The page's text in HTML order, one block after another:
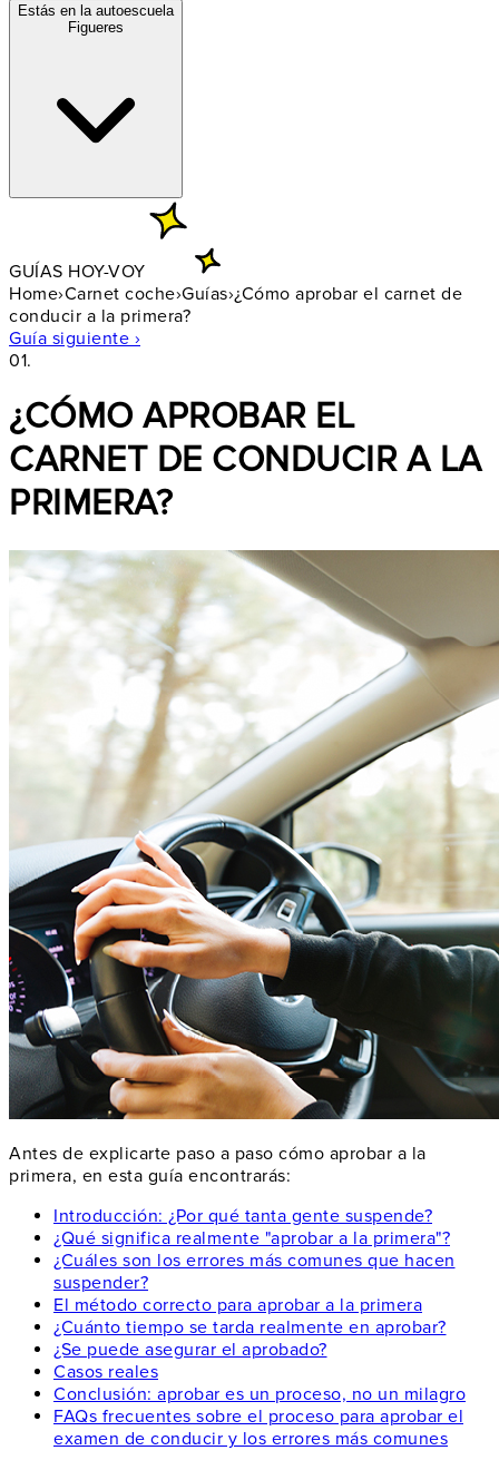
Estás en la autoescuela
Figueres
GUÍAS HOY-VOY
Home›Carnet coche›Guías›¿Cómo aprobar el carnet de
conducir a la primera?
Guía siguiente ›
01.
¿CÓMO APROBAR EL
CARNET DE CONDUCIR A LA
PRIMERA?
Antes de explicarte paso a paso cómo aprobar a la
primera, en esta guía encontrarás:
Introducción: ¿Por qué tanta gente suspende?
¿Qué significa realmente "aprobar a la primera"?
¿Cuáles son los errores más comunes que hacen
suspender?
El método correcto para aprobar a la primera
¿Cuánto tiempo se tarda realmente en aprobar?
¿Se puede asegurar el aprobado?
Casos reales
Conclusión: aprobar es un proceso, no un milagro
FAQs frecuentes sobre el proceso para aprobar el
examen de conducir y los errores más comunes